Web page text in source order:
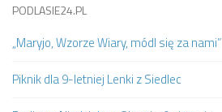
PODLASIE24.PL
„Maryjo, Wzorze Wiary, módl się za nami”
Piknik dla 9-letniej Lenki z Siedlec